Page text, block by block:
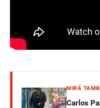
MIRÁ
Carlos